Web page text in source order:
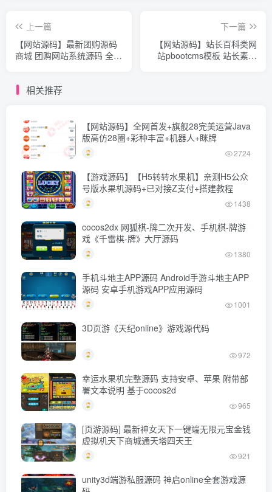
上一篇
【网站源码】最新团购源码
商城 团购网站系统源码 全开
下一篇
【网站源码】站长百科类网
站pbootcms模板 站长素材
相关推荐
【网站源码】全网首发+旗舰28完美运营Java
版高仿28圈+彩种丰富+机器人+眯牌
2724
【游戏源码】【H5转转水果机】亲测H5公众
号版水果机源码+已对接Z支付+搭建教程
1438
cocos2dx 网狐棋-牌二次开发、手机棋-牌游
戏《千雷棋-牌》大厅源码
1380
手机斗地主APP源码 Android手游斗地主APP
源码 安卓手机游戏APP应用源码
1001
3D页游《天纪online》游戏源代码
972
幸运水果机完整源码 支持安卓、苹果 附带部
署文本说明 基于cocos2d
965
[页游源码] 最新神女天下一键端无限元宝金钱
虚拟机天下商城通天塔四天王
921
unity3d端游私服源码 神启online全套游戏源